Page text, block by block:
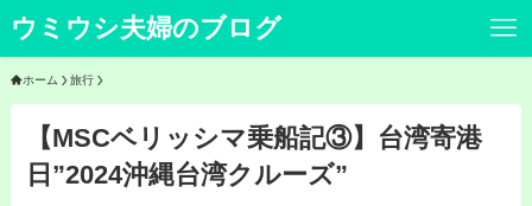
ウミウシ夫婦のブログ
ホーム 旅行
【MSCベリッシマ乗船記③】台湾寄港
日”2024沖縄台湾クルーズ”